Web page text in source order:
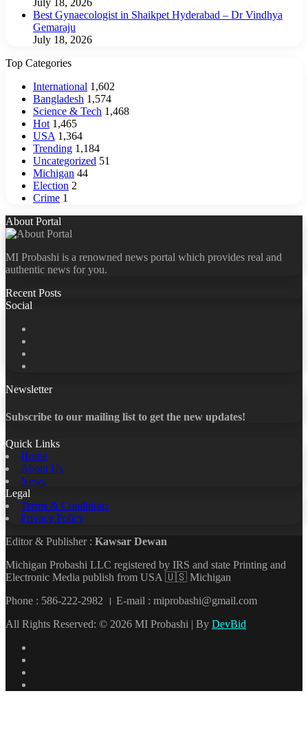
July 18, 2026
Best Gynaecologist in Shaikpet Hyderabad – Dr Vindhya
Gemaraju
July 18, 2026
Top Categories
International 1,602
Bangladesh 1,574
Science & Tech 1,468
Hot 1,465
USA 1,364
Trending 1,184
Uncategorized 51
Michigan 44
Election 2
Crime 1
About Portal
MI Probashi is a renowned news portal which provides real and
authentic news for you.
Recent Posts
Social
Newsletter
Subscribe to our mailing list to get the new updates!
Quick Links
Home
About Us
News
Legal
Terms & Conditions
Privacy Policy
Editor & Publisher : Kawsar Dewan
Michigan Probashi LLC registered by IRS and state Printing and
Electronic Media publish from USA 🇺🇸 Michigan
Phone : 586-222-2982 । E-mail : miprobashi@gmail.com
All Rights Reserved: © 2026 MI Probashi | By DevBid